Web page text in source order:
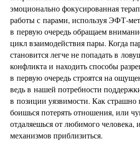
эмоционально фокусированная
работы с парами, используя ЭФТ-
в первую очередь обращаем
цикл взаимодействия пары. Когда
становится легче не попадать в
конфликта и находить способы
в первую очередь строятся на
ведь в нашей потребности
в позиции уязвимости. Как страшно
боишься потерять отношения, или
отдаляешься от любимого человека,
механизмов приблизиться.